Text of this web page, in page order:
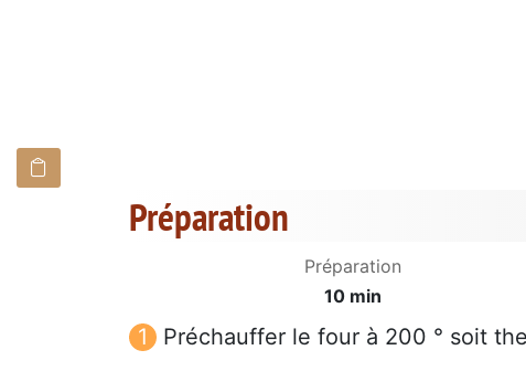
Préparation
Préparation
10 min
Préchauffer le four à 200 ° soit